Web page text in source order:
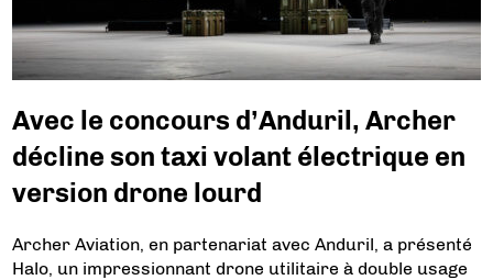
Avec le concours d’Anduril, Archer
décline son taxi volant électrique en
version drone lourd
Archer Aviation, en partenariat avec Anduril, a présenté
Halo, un impressionnant drone utilitaire à double usage